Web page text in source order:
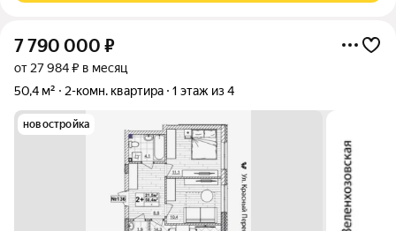
7 790 000 ₽
от 27 984 ₽ в месяц
50,4 м²
2-комн. квартира 1 этаж из 4
новостройка